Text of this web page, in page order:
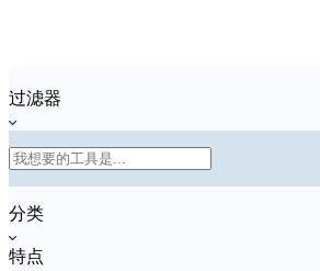
过滤器
分类
特点